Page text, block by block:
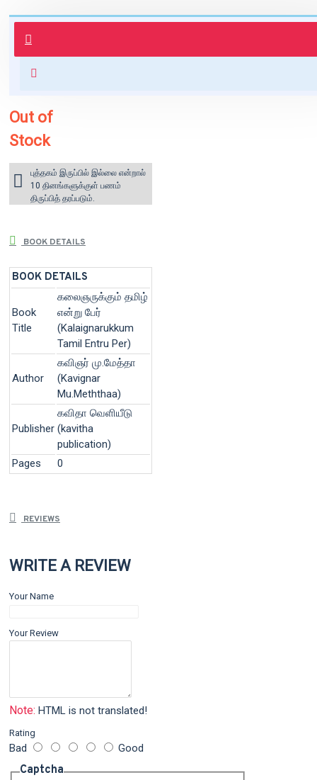
புத்தகம் 3 - 7 நாட்களில் அனுப்பி
வைக்கப்படும்.
for orders above ₹1000 within
Out of
Stock
புத்தகம் இருப்பில் இல்லை என்றால்
10 தினங்களுக்குள் பணம்
திருப்பித் தரப்படும்.
BOOK DETAILS
BOOK DETAILS
Book
Title
கலைஞருக்கும் தமிழ்
என்று பேர்
(Kalaignarukkum
Tamil Entru Per)
Author
கவிஞர் மு.மேத்தா
(Kavignar
Mu.Meththaa)
Publisher
கவிதா வெளியீடு
(kavitha
publication)
Pages
0
REVIEWS
WRITE A REVIEW
Your Name
Your Review
Note: HTML is not translated!
Rating
Bad Good
Captcha